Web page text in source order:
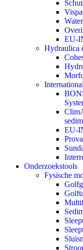
EU-
Hydraulica
EU-
Onderzoekstools
Fysische